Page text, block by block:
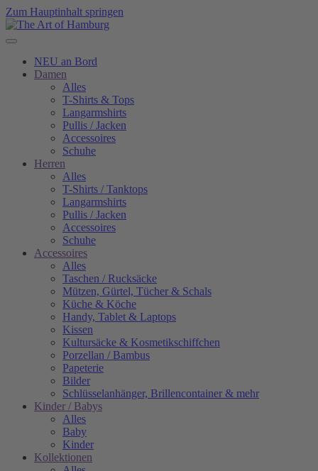
Zum Hauptinhalt springen
NEU an Bord
Damen
Alles
T-Shirts & Tops
Langarmshirts
Pullis / Jacken
Accessoires
Schuhe
Herren
Alles
T-Shirts / Tanktops
Langarmshirts
Pullis / Jacken
Accessoires
Schuhe
Accessoires
Alles
Taschen / Rucksäcke
Mützen, Gürtel, Tücher & Schals
Küche & Köche
Handy, Tablet & Laptops
Kissen
Kultursäcke & Kosmetikschiffchen
Porzellan / Bambus
Papeterie
Bilder
Schlüsselanhänger, Brillencontainer & mehr
Kinder / Babys
Alles
Baby
Kinder
Kollektionen